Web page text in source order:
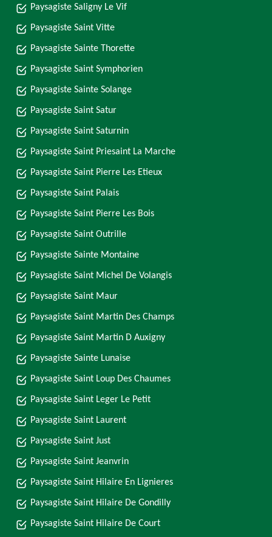
Paysagiste Saligny Le Vif
Paysagiste Saint Vitte
Paysagiste Sainte Thorette
Paysagiste Saint Symphorien
Paysagiste Sainte Solange
Paysagiste Saint Satur
Paysagiste Saint Saturnin
Paysagiste Saint Priesaint La Marche
Paysagiste Saint Pierre Les Etieux
Paysagiste Saint Palais
Paysagiste Saint Pierre Les Bois
Paysagiste Saint Outrille
Paysagiste Sainte Montaine
Paysagiste Saint Michel De Volangis
Paysagiste Saint Maur
Paysagiste Saint Martin Des Champs
Paysagiste Saint Martin D Auxigny
Paysagiste Sainte Lunaise
Paysagiste Saint Loup Des Chaumes
Paysagiste Saint Leger Le Petit
Paysagiste Saint Laurent
Paysagiste Saint Just
Paysagiste Saint Jeanvrin
Paysagiste Saint Hilaire En Lignieres
Paysagiste Saint Hilaire De Gondilly
Paysagiste Saint Hilaire De Court